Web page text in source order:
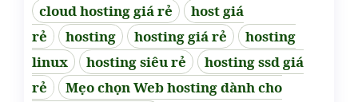
cloud hosting giá rẻ
host giá
rẻ
hosting hosting giá rẻ
hosting
linux
hosting siêu rẻ
hosting ssd giá
rẻ
Mẹo chọn Web hosting dành cho